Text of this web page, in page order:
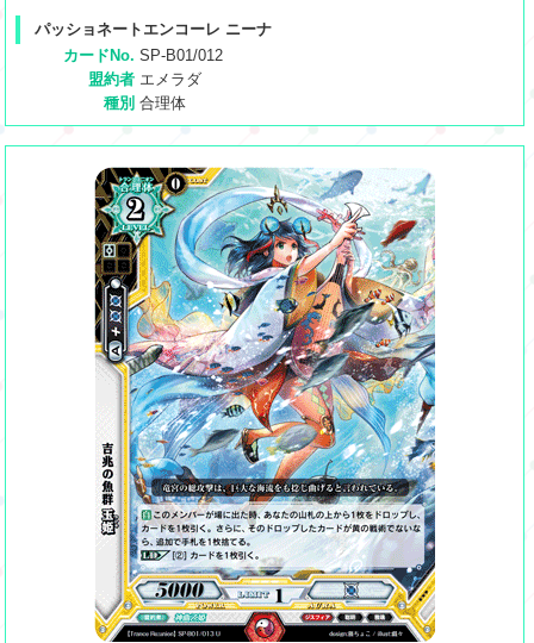
パッショネートエンコーレ ニーナ
カードNo. SP-B01/012
盟約者 エメラダ
種別 合理体